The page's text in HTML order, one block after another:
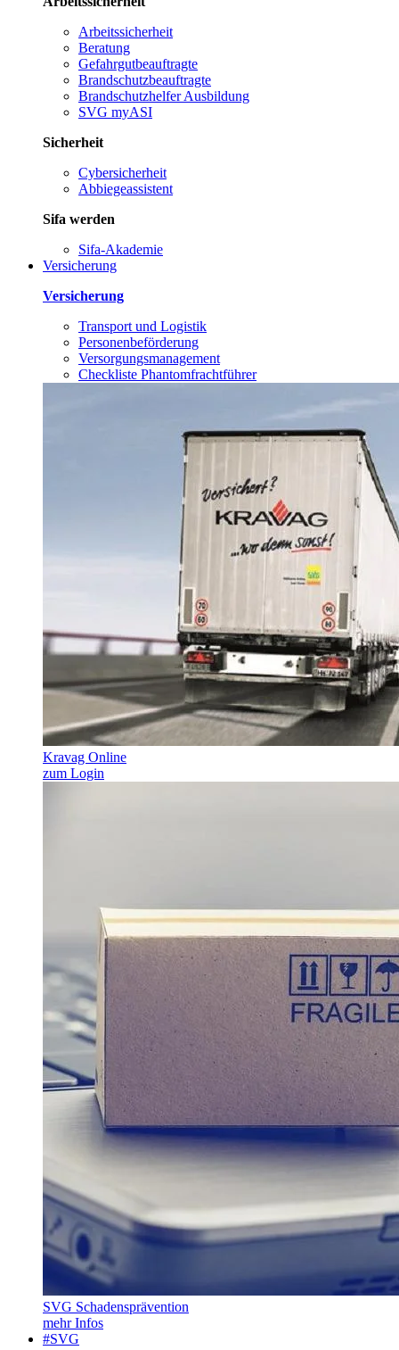
Arbeitssicherheit
Beratung
Gefahrgutbeauftragte
Brandschutzbeauftragte
Brandschutzhelfer Ausbildung
SVG myASI
Sicherheit
Cybersicherheit
Abbiegeassistent
Sifa werden
Sifa-Akademie
Versicherung
Versicherung
Transport und Logistik
Personenbeförderung
Versorgungsmanagement
Checkliste Phantomfrachtführer
Kravag Online
zum Login
SVG Schadensprävention
mehr Infos
#SVG